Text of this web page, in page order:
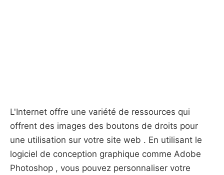
L'Internet offre une variété de ressources qui
offrent des images des boutons de droits pour
une utilisation sur votre site web . En utilisant le
logiciel de conception graphique comme Adobe
Photoshop , vous pouvez personnaliser votre